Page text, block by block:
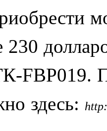
230
FBP019.
здесь: